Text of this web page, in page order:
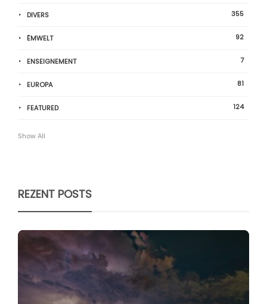
DIVERS 355
ËMWELT 92
ENSEIGNEMENT 7
EUROPA 81
FEATURED 124
Show All
REZENT POSTS